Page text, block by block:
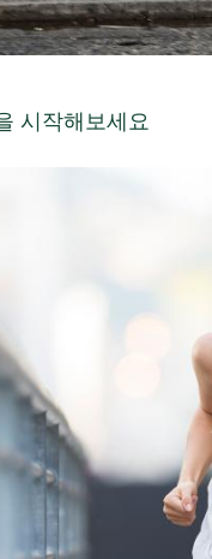
시작해보세요